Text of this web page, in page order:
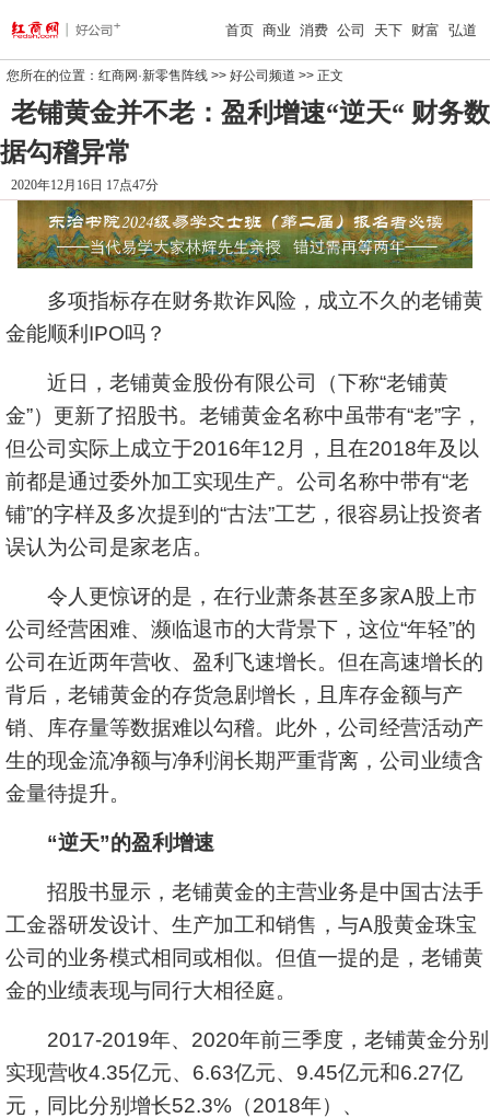
首页 商业 消费 公司 天下 财富 弘道
您所在的位置： 红商网·新零售阵线 >> 好公司频道 >> 正文
老铺黄金并不老：盈利增速“逆天“ 财务数
据勾稽异常
2020年12月16日 17点47分
多项指标存在财务欺诈风险，成立不久的老铺黄
金能顺利IPO吗？
近日，老铺黄金股份有限公司（下称“老铺黄
金”）更新了招股书。老铺黄金名称中虽带有“老”字，
但公司实际上成立于2016年12月，且在2018年及以
前都是通过委外加工实现生产。公司名称中带有“老
铺”的字样及多次提到的“古法”工艺，很容易让投资者
误认为公司是家老店。
令人更惊讶的是，在行业萧条甚至多家A股上市
公司经营困难、濒临退市的大背景下，这位“年轻”的
公司在近两年营收、盈利飞速增长。但在高速增长的
背后，老铺黄金的存货急剧增长，且库存金额与产
销、库存量等数据难以勾稽。此外，公司经营活动产
生的现金流净额与净利润长期严重背离，公司业绩含
金量待提升。
“逆天”的盈利增速
招股书显示，老铺黄金的主营业务是中国古法手
工金器研发设计、生产加工和销售，与A股黄金珠宝
公司的业务模式相同或相似。但值一提的是，老铺黄
金的业绩表现与同行大相径庭。
2017-2019年、2020年前三季度，老铺黄金分别
实现营收4.35亿元、6.63亿元、9.45亿元和6.27亿
元，同比分别增长52.3%（2018年）、